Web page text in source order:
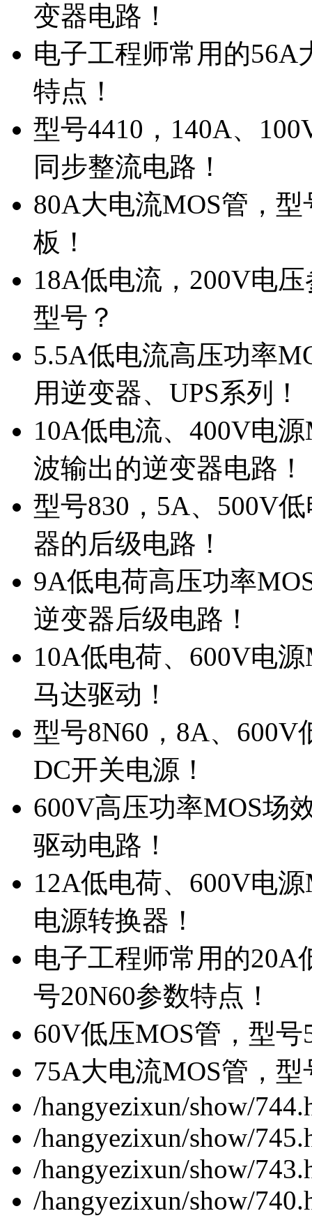
变器电路！
电子工程师常用的56A
特点！
型号4410，140A、
同步整流电路！
80A大电流MOS管，
板！
18A低电流，200V电
型号？
5.5A低电流高压功率
用逆变器、UPS系列！
10A低电流、400V电
波输出的逆变器电路！
型号830，5A、500V
器的后级电路！
9A低电荷高压功率
逆变器后级电路！
10A低电荷、600V电
马达驱动！
型号8N60，8A、
DC开关电源！
600V高压功率MOS场
驱动电路！
12A低电荷、600V电
电源转换器！
电子工程师常用的20A
号20N60参数特点！
60V低压MOS管，型
75A大电流MOS管，
/hangyezixun/show/
/hangyezixun/show/
/hangyezixun/show/
/hangyezixun/show/